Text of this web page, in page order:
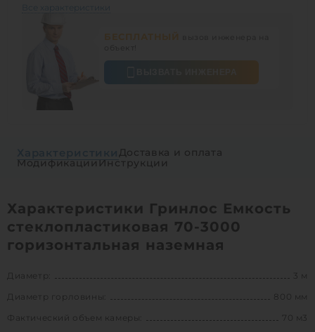
Доставка и оплата
Модификации Инструкции
Характеристики Гринлос Емкость
стеклопластиковая 70-3000
горизонтальная наземная
Диаметр:
3 м
Диаметр горловины:
800 мм
Фактический объем камеры:
70 м3